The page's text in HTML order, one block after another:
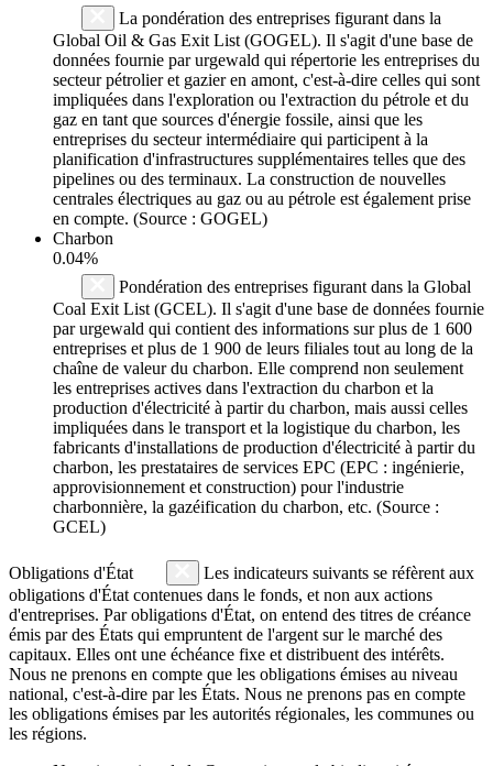
La pondération des entreprises figurant dans la
Global Oil & Gas Exit List (GOGEL). Il s'agit d'une base de
données fournie par urgewald qui répertorie les entreprises du
secteur pétrolier et gazier en amont, c'est-à-dire celles qui sont
impliquées dans l'exploration ou l'extraction du pétrole et du
gaz en tant que sources d'énergie fossile, ainsi que les
entreprises du secteur intermédiaire qui participent à la
planification d'infrastructures supplémentaires telles que des
pipelines ou des terminaux. La construction de nouvelles
centrales électriques au gaz ou au pétrole est également prise
en compte. (Source : GOGEL)
Charbon
0.04%
Pondération des entreprises figurant dans la Global
Coal Exit List (GCEL). Il s'agit d'une base de données fournie
par urgewald qui contient des informations sur plus de 1 600
entreprises et plus de 1 900 de leurs filiales tout au long de la
chaîne de valeur du charbon. Elle comprend non seulement
les entreprises actives dans l'extraction du charbon et la
production d'électricité à partir du charbon, mais aussi celles
impliquées dans le transport et la logistique du charbon, les
fabricants d'installations de production d'électricité à partir du
charbon, les prestataires de services EPC (EPC : ingénierie,
approvisionnement et construction) pour l'industrie
charbonnière, la gazéification du charbon, etc. (Source :
GCEL)
Obligations d'État
Les indicateurs suivants se réfèrent aux
obligations d'État contenues dans le fonds, et non aux actions
d'entreprises. Par obligations d'État, on entend des titres de créance
émis par des États qui empruntent de l'argent sur le marché des
capitaux. Elles ont une échéance fixe et distribuent des intérêts.
Nous ne prenons en compte que les obligations émises au niveau
national, c'est-à-dire par les États. Nous ne prenons pas en compte
les obligations émises par les autorités régionales, les communes ou
les régions.